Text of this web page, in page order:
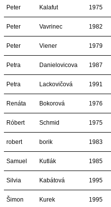
Peter Kalafut 1975
Peter Vavrinec 1982
Peter Viener 1979
Petra Danielovicova 1987
Petra Lackovičová 1991
Renáta Bokorová 1976
Róbert Schmid 1975
robert borik 1983
Samuel Kutlák 1985
Silvia Kabátová 1995
Šimon Kurek 1995